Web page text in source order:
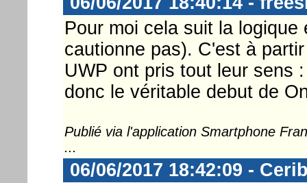
Pour moi cela suit la
cautionne pas). C'est à
UWP ont pris tout leur sens
donc le véritable debut de
Publié via l'application Smartphone
...
06/06/2017 18:42:09 -